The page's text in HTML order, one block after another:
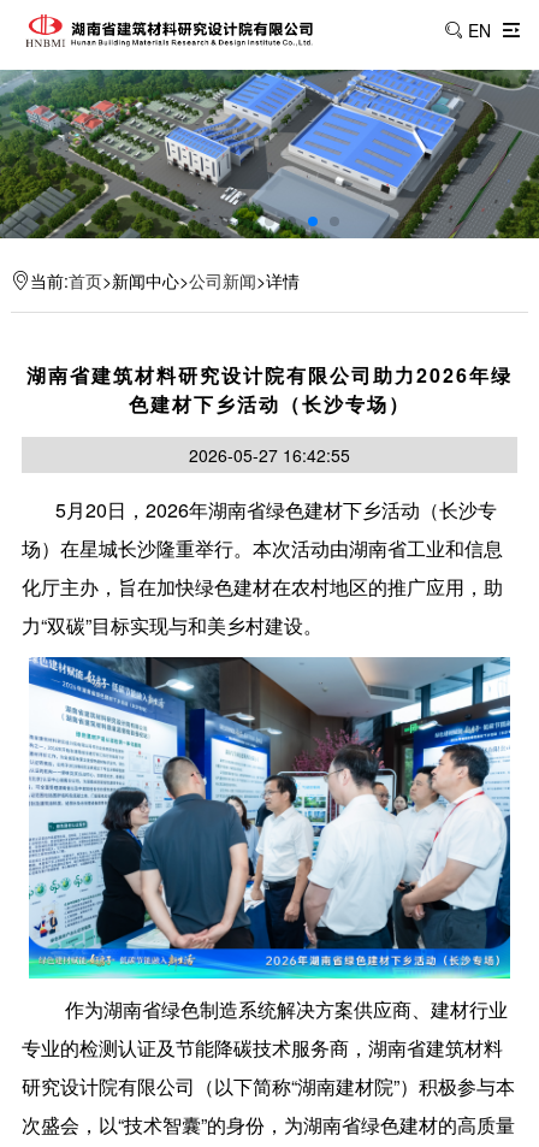
EN
当前:首页>新闻中心>公司新闻>详情
湖南省建筑材料研究设计院有限公司助力2026年绿
色建材下乡活动（长沙专场）
2026-05-27 16:42:55
5月20日，2026年湖南省绿色建材下乡活动（长沙专
场）在星城长沙隆重举行。本次活动由湖南省工业和信息
化厅主办，旨在加快绿色建材在农村地区的推广应用，助
力“双碳”目标实现与和美乡村建设。
作为湖南省绿色制造系统解决方案供应商、建材行业
专业的检测认证及节能降碳技术服务商，湖南省建筑材料
研究设计院有限公司（以下简称“湖南建材院”）积极参与本
次盛会，以“技术智囊”的身份，为湖南省绿色建材的高质量